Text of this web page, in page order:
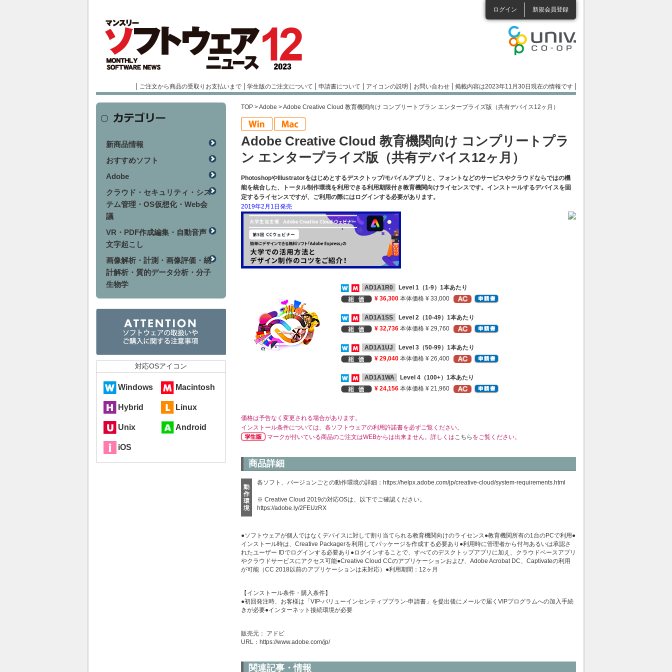
ログイン 新規会員登録
ご注文から商品の受取りお支払いまで 学生版のご注文について 申請書について アイコンの説明 お問い合わせ 掲載内容は2023年11月30日現在の情報です
TOP >Adobe > Adobe Creative Cloud 教育機関向け コンプリートプラン エンタープライズ版（共有デバイス12ヶ月）
Adobe Creative Cloud 教育機関向け コンプリートプラ
ン エンタープライズ版（共有デバイス12ヶ月）
PhotoshopやIllustratorをはじめとするデスクトップ/モバイルアプリと、フォントなどのサービスやクラウドならではの機
能を統合した、トータル制作環境を利用できる利用期限付き教育機関向けライセンスです。インストールするデバイスを固
定するライセンスですが、ご利用の際にはログインする必要があります。
2019年2月1日発売
AD1A1R0
Level 1（1-9）1本あたり
¥ 36,300 本体価格 ¥ 33,000
AD1A1SS
Level 2（10-49）1本あたり
¥ 32,736 本体価格 ¥ 29,760
AD1A1UJ
Level 3（50-99）1本あたり
¥ 29,040 本体価格 ¥ 26,400
AD1A1WA
Level 4（100+）1本あたり
¥ 24,156 本体価格 ¥ 21,960
価格は予告なく変更される場合があります。
インストール条件については、各ソフトウェアの利用許諾書を必ずご覧ください。
マークが付いている商品のご注文はWEBからは出来ません。詳しくはこちら をご覧ください。
商品詳細
動
作
環
境
各ソフト、バージョンごとの動作環境の詳細： https://helpx.adobe.com/jp/creative-cloud/system-requirements.html
※ Creative Cloud 2019の対応OSは、以下でご確認ください。
https://adobe.ly/2FEUzRX
●ソフトウェアが個人ではなくデバイスに対して割り当てられる教育機関向けのライセンス●教育機関所有の1台のPCで利用●
インストール時は、Creative Packagerを利用してパッケージを作成する必要あり●利用時に管理者から付与あるいは承認さ
れたユーザー IDでログインする必要あり●ログインすることで、すべてのデスクトップアプリに加え、クラウドベースアプリ
やクラウドサービスにアクセス可能●Creative Cloud CCのアプリケーションおよび、Adobe Acrobat DC、Captivateの利用
が可能（CC 2018以前のアプリケーションは未対応）●利用期間：12ヶ月
【インストール条件・購入条件】
●初回発注時、お客様は「VIP-バリューインセンティブプラン-申請書」を提出後にメールで届くVIPプログラムへの加入手続
きが必要●インターネット接続環境が必要
販売元： アドビ
URL： https://www.adobe.com/jp/
関連記事・情報
新商品情報
おすすめソフト
Adobe
クラウド・セキュリティ・シス
テム管理・OS仮想化・Web会
議
VR・PDF作成編集・自動音声
文字起こし
画像解析・計測・画像評価・統
計解析・質的データ分析・分子
生物学
対応OSアイコン
Windows Macintosh
Hybrid Linux
Unix Android
iOS